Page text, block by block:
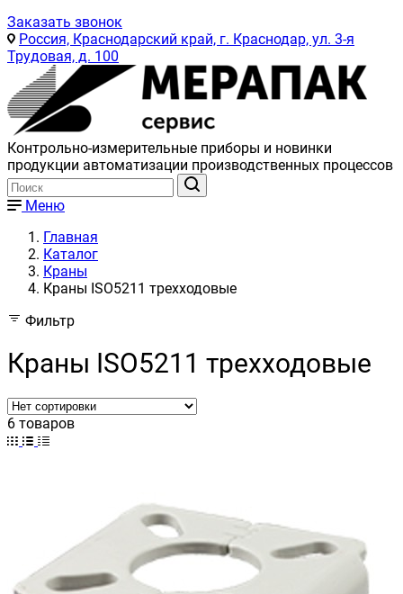
Заказать звонок
Россия, Краснодарский край, г. Краснодар, ул. 3-я
Трудовая, д. 100
Контрольно-измерительные приборы и новинки
продукции автоматизации производственных процессов
Меню
Главная
Каталог
Краны
Краны ISO5211 трехходовые
Фильтр
Краны ISO5211 трехходовые
6 товаров